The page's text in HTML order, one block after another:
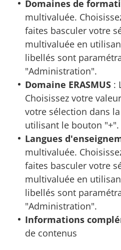
Domaines de
multivaluée.
faites basculer votre
multivaluée en
libellés sont
"Administration".
Domaine ERASMUS :
Choisissez votre
votre sélection dans
utilisant le bouton "+".
Langues
multivaluée.
faites basculer votre
multivaluée en
libellés sont
"Administration".
Informations
de contenus